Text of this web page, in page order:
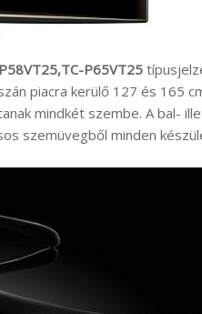
P65VT25
piacra kerülő 127 és 165
mindkét szembe. A bal-
szemüvegből minden